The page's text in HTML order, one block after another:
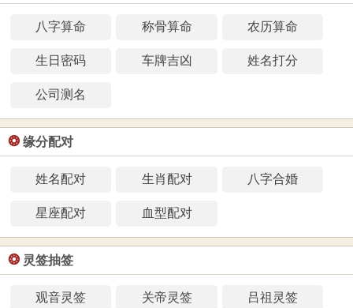
八字算命 称骨算命 农历算命
生日密码 车牌吉凶 姓名打分
公司测名
❂ 缘分配对
姓名配对 生肖配对 八字合婚
星座配对 血型配对
❂ 灵签抽签
观音灵签 关帝灵签 吕祖灵签